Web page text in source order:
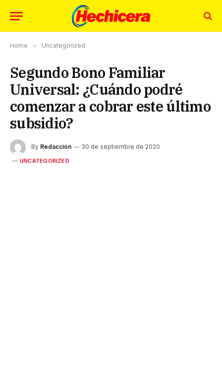
Home » Uncategorized
Segundo Bono Familiar
Universal: ¿Cuándo podré
comenzar a cobrar este último
subsidio?
By Redacción 30 de septiembre de 2020
UNCATEGORIZED